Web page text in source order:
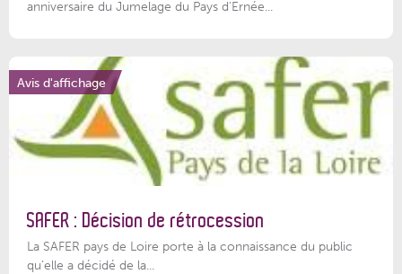
anniversaire du Jumelage du Pays d'Ernée...
Avis d'affichage
SAFER : Décision de rétrocession
La SAFER pays de Loire porte à la connaissance du public
qu’elle a décidé de la...